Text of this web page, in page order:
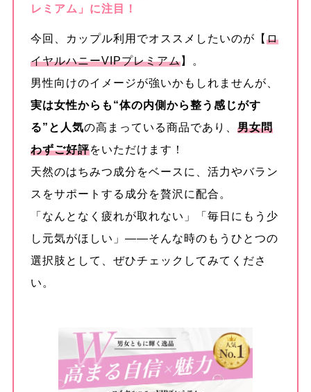
レミアム」に注目！
今回、カップル利用でオススメしたいのが【 ロ
イヤルハニーVIPプレミアム】。
男性向けのイメージが強いかもしれませんが、
実は女性からも“体の内側から整う感じがす
る”と人気の高まっている商品であり、 男女問
わずご好評をいただけます！
天然のはちみつ成分をベースに、活力やバラン
スをサポートする成分を贅沢に配合。
「なんとなく疲れが取れない」「毎日にもう少
し元気がほしい」——そんな時のもうひとつの
選択肢として、ぜひチェックしてみてくださ
い。